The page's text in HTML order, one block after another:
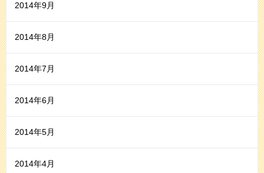
2014年9月
2014年8月
2014年7月
2014年6月
2014年5月
2014年4月